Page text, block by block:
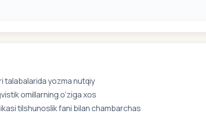
talabalarida yozma nutqiy
omillarning o‘ziga xos
tilshunoslik fani bilan chambarchas